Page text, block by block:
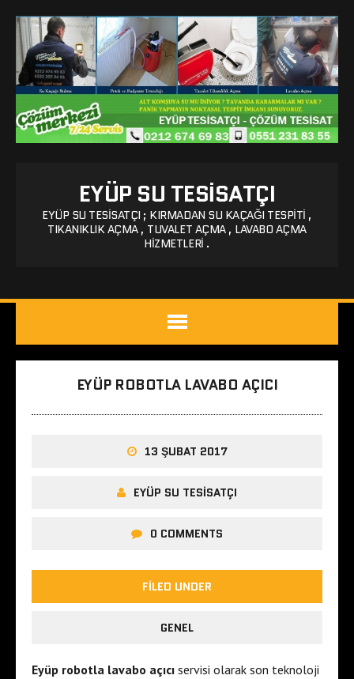
EYÜP SU TESISATÇI
EYÜP SU TESISATÇI ; KIRMADAN SU KAÇAĞI TESPITI ,
TIKANIKLIK AÇMA , TUVALET AÇMA , LAVABO AÇMA
HIZMETLERI .
EYÜP ROBOTLA LAVABO AÇICI
13 ŞUBAT 2017
EYÜP SU TESISATÇI
0 COMMENTS
FILED UNDER
GENEL
Eyüp robotla lavabo açıcı servisi olarak son teknoloji